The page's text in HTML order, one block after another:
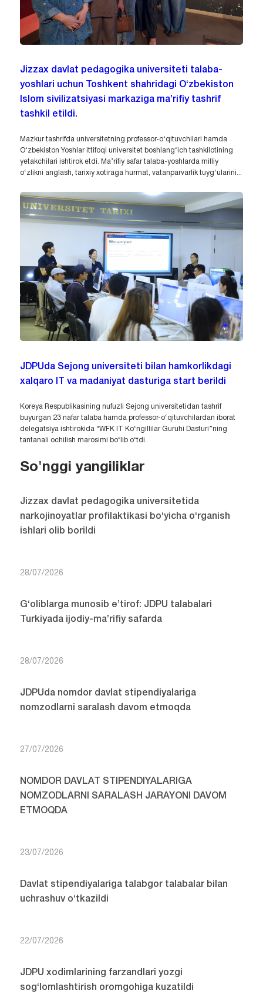
Jizzax davlat pedagogika universiteti talaba-
yoshlari uchun Toshkent shahridagi O‘zbekiston
Islom sivilizatsiyasi markaziga ma’rifiy tashrif
tashkil etildi.
Mazkur tashrifda universitetning professor-o‘qituvchilari hamda
O‘zbekiston Yoshlar ittifoqi universitet boshlang‘ich tashkilotining
yetakchilari ishtirok etdi. Ma’rifiy safar talaba-yoshlarda milliy
o‘zlikni anglash, tarixiy xotiraga hurmat, vatanparvarlik tuyg‘ularini...
JDPUda Sejong universiteti bilan hamkorlikdagi
xalqaro IT va madaniyat dasturiga start berildi
Koreya Respublikasining nufuzli Sejong universitetidan tashrif
buyurgan 23 nafar talaba hamda professor-o‘qituvchilardan iborat
delegatsiya ishtirokida “WFK IT Ko‘ngillilar Guruhi Dasturi”ning
tantanali ochilish marosimi bo‘lib o‘tdi.
So'nggi yangiliklar
Jizzax davlat pedagogika universitetida
narkojinoyatlar profilaktikasi bo‘yicha o‘rganish
ishlari olib borildi
28/07/2026
G‘oliblarga munosib e’tirof: JDPU talabalari
Turkiyada ijodiy-ma’rifiy safarda
28/07/2026
JDPUda nomdor davlat stipendiyalariga
nomzodlarni saralash davom etmoqda
27/07/2026
NOMDOR DAVLAT STIPENDIYALARIGA
NOMZODLARNI SARALASH JARAYONI DAVOM
ETMOQDA
23/07/2026
Davlat stipendiyalariga talabgor talabalar bilan
uchrashuv o‘tkazildi
22/07/2026
JDPU xodimlarining farzandlari yozgi
sog‘lomlashtirish oromgohiga kuzatildi